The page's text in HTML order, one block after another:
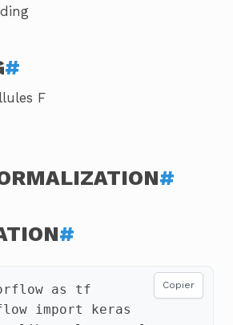
#
F
#
#
as
tf
import
keras
Copier